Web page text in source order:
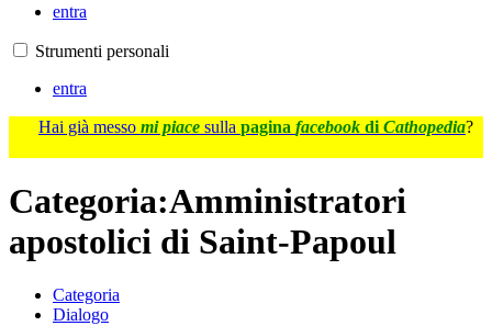
entra
Strumenti personali
entra
Hai già messo mi piace sulla pagina facebook di Cathopedia?
Categoria:Amministratori
apostolici di Saint-Papoul
Categoria
Dialogo